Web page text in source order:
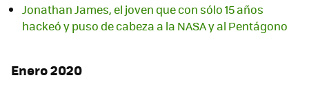
Jonathan James, el joven que con sólo 15 años
hackeó y puso de cabeza a la NASA y al Pentágono
Enero 2020